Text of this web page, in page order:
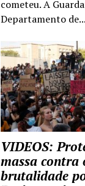
cometeu. A
Departamento de...
VIDEOS:
massa contra
brutalidade